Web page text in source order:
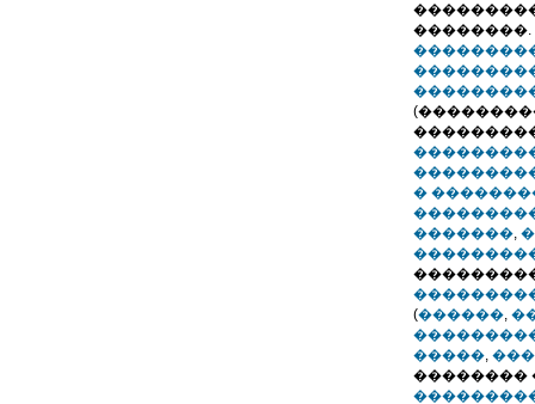
��������.
�
�������,
(������,
�����,
��������